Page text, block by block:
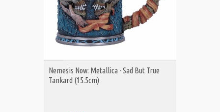
ΑΓΟΡΑ
Nemesis Now: Metallica - Sad But True
Tankard (15.5cm)